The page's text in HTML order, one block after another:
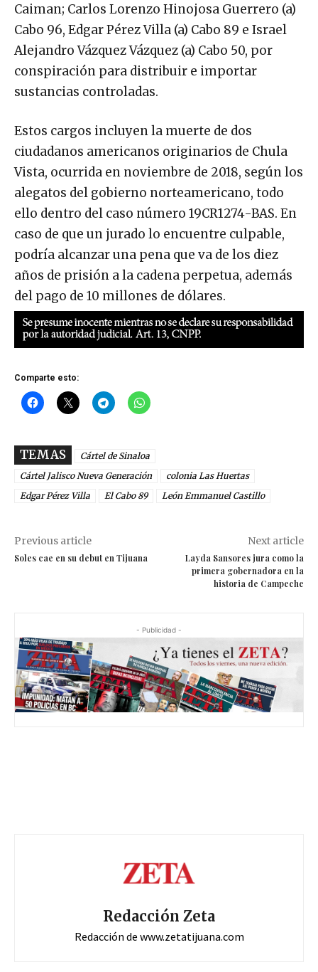
Caiman; Carlos Lorenzo Hinojosa Guerrero (a)
Cabo 96, Edgar Pérez Villa (a) Cabo 89 e Israel
Alejandro Vázquez Vázquez (a) Cabo 50, por
conspiración para distribuir e importar
sustancias controladas.
Estos cargos incluyen la muerte de dos
ciudadanos americanos originarios de Chula
Vista, ocurrida en noviembre de 2018, según los
alegatos del gobierno norteamericano, todo
ello dentro del caso número 19CR1274-BAS. En
caso de que un jurado lo encuentre culpable,
podría alcanzar una pena que va de los diez
años de prisión a la cadena perpetua, además
del pago de 10 millones de dólares.
Comparte esto:
TEMAS
Cártel de Sinaloa
Cártel Jalisco Nueva Generación
colonia Las Huertas
Edgar Pérez Villa
El Cabo 89 León Emmanuel Castillo
Previous article
Soles cae en su debut en Tijuana
Next article
Layda Sansores jura como la
primera gobernadora en la
historia de Campeche
- Publicidad -
Redacción Zeta
Redacción de www.zetatijuana.com